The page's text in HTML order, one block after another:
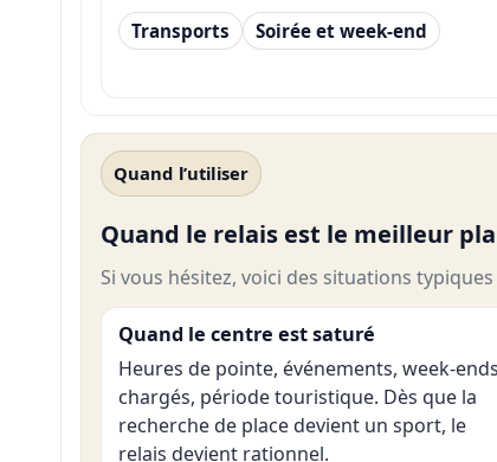
Transports Soirée et week-end
Quand l’utiliser
Quand le relais est le meilleur
Si vous hésitez, voici des situations
Quand le centre est saturé
Heures de pointe, événements, week-ends
chargés, période touristique. Dès que la
recherche de place devient un sport, le
relais devient rationnel.